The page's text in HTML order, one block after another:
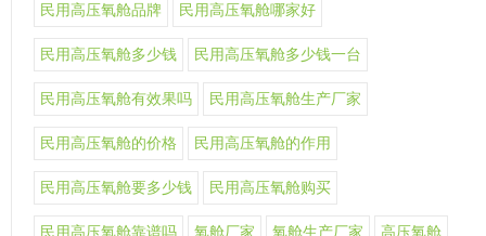
民用高压氧舱品牌 民用高压氧舱哪家好
民用高压氧舱多少钱 民用高压氧舱多少钱一台
民用高压氧舱有效果吗 民用高压氧舱生产厂家
民用高压氧舱的价格 民用高压氧舱的作用
民用高压氧舱要多少钱 民用高压氧舱购买
民用高压氧舱靠谱吗 氧舱厂家 氧舱生产厂家 高压氧舱